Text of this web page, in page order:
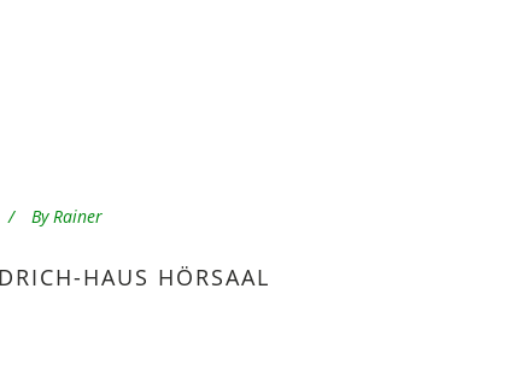
By Rainer
HAUS HÖRSAAL